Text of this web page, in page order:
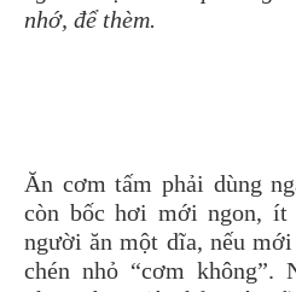
nhớ, để thèm.
Ăn cơm tấm phải dùng
còn bốc hơi mới ngon, ít
người ăn một dĩa, nếu
chén nhỏ “cơm không”.